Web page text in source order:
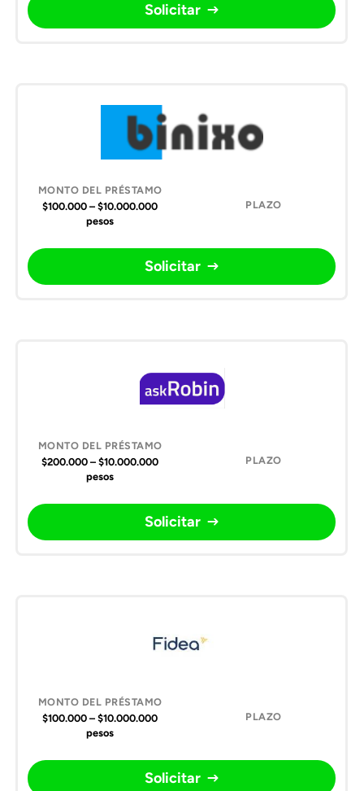
Solicitar
$100.000 – $10.000.000
pesos
Solicitar
$200.000 – $10.000.000
pesos
Solicitar
$100.000 – $10.000.000
pesos
Solicitar